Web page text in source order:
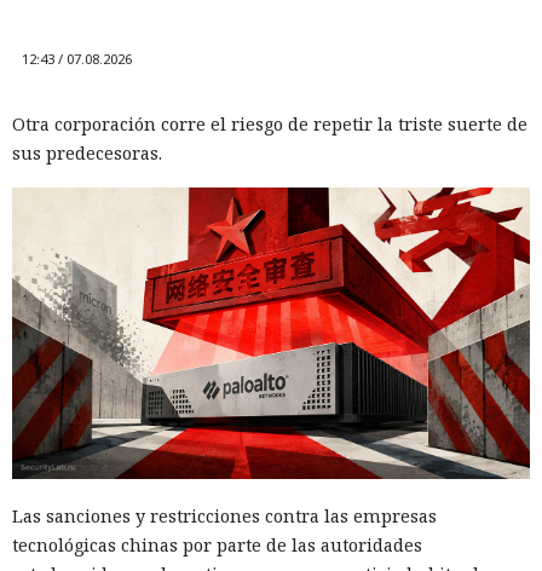
12:43 / 07.08.2026
Otra corporación corre el riesgo de repetir la triste suerte de
sus predecesoras.
Las sanciones y restricciones contra las empresas
tecnológicas chinas por parte de las autoridades